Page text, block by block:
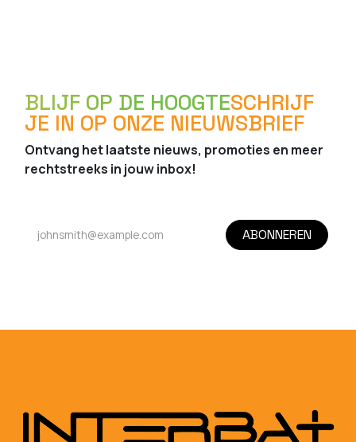
BLIJF OP DE HOOGTESCHRIJF
JE IN OP ONZE NIEUWSBRIEF
Ontvang het laatste nieuws, promoties en meer
rechtstreeks in jouw inbox!
ABONNEREN